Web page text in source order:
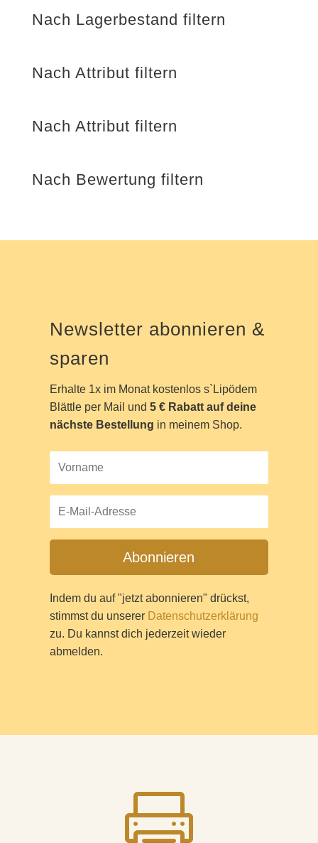
Nach Lagerbestand filtern
Nach Attribut filtern
Nach Attribut filtern
Nach Bewertung filtern
Newsletter abonnieren &
sparen
Erhalte 1x im Monat kostenlos s`Lipödem
Blättle per Mail und 5 € Rabatt auf deine
nächste Bestellung in meinem Shop.
Abonnieren
Indem du auf "jetzt abonnieren" drückst,
stimmst du unserer Datenschutzerklärung
zu. Du kannst dich jederzeit wieder
abmelden.
